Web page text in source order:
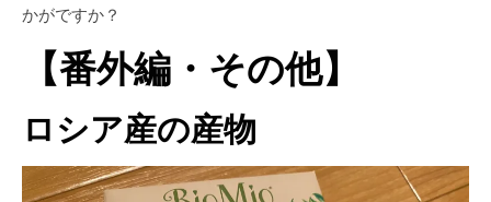
かがですか？
【番外編・その他】
ロシア産の産物